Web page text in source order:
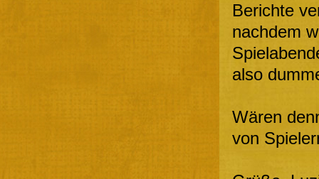
Berichte
nachdem
also
Wären
von